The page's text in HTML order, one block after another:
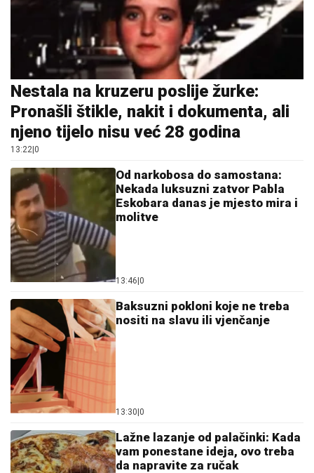
Nestala na kruzeru poslije žurke:
Pronašli štikle, nakit i dokumenta, ali
njeno tijelo nisu već 28 godina
13:22|0
Od narkobosa do samostana:
Nekada luksuzni zatvor Pabla
Eskobara danas je mjesto mira i
molitve
13:46|0
Baksuzni pokloni koje ne treba
nositi na slavu ili vjenčanje
13:30|0
Lažne lazanje od palačinki: Kada
vam ponestane ideja, ovo treba
da napravite za ručak